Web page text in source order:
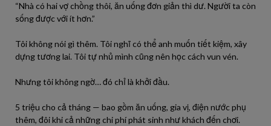
“Nhà có hai vợ chồng thôi, ăn uống đơn giản thì dư. Người ta còn
sống được với ít hơn.”
Tôi không nói gì thêm. Tôi nghĩ có thể anh muốn tiết kiệm, xây
dựng tương lai. Tôi tự nhủ mình cũng nên học cách vun vén.
Nhưng tôi không ngờ… đó chỉ là khởi đầu.
5 triệu cho cả tháng — bao gồm ăn uống, gia vị, điện nước phụ
thêm, đôi khi cả những chi phí phát sinh như khách đến chơi.